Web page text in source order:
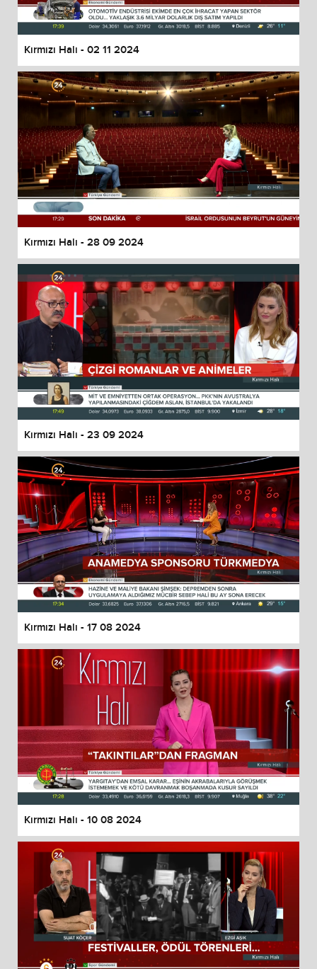
Kırmızı Halı - 02 11 2024
Kırmızı Halı - 28 09 2024
Kırmızı Halı - 23 09 2024
Kırmızı Halı - 17 08 2024
Kırmızı Halı - 10 08 2024